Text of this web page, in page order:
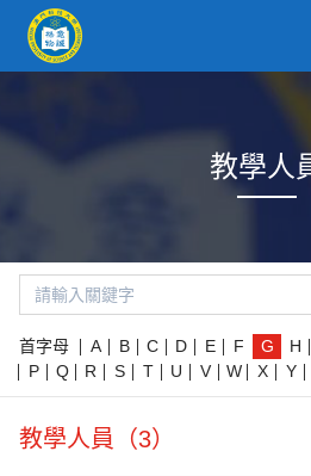
教學人
首字母 A B C D E F G H
P
Q R S T U V W X Y
教學人員（3）